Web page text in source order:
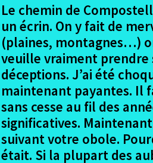
Le chemin de
un écrin. On y fait de
(plaines, montagnes…)
veuille vraiment prendre
déceptions. J’ai été
maintenant payantes. Il
sans cesse au fil des
significatives.
suivant votre obole.
était. Si la plupart des